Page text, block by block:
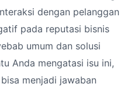
dengan pelanggan
pada reputasi bisnis
umum dan solusi
Anda mengatasi isu ini,
menjadi jawaban